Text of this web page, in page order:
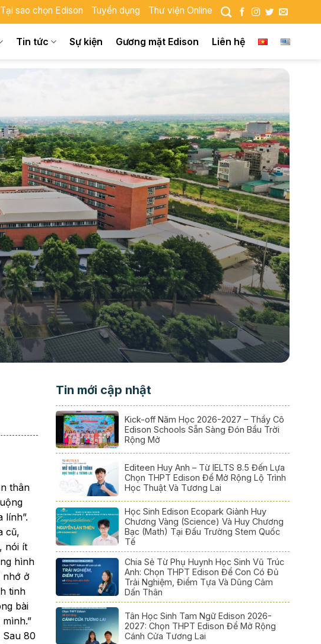
Tại sao chọn Edison Tuyển dụng Thư viện Online
Tin tức Sự kiện Gương mặt Edison Liên hệ
thân
lính”.
cũ,
nói ít
hình
nhớ ở
tinh
bài
80
Tin mới cập nhật
Kick-off Năm Học 2026-2027 – Thầy Cô
Edison Schools Sẵn Sàng Đón Bầu Trời
Rộng Mở
Editeen Huy Anh – Từ IELTS 8.5 Đến Lựa
Chọn THPT Edison Để Mở Rộng Lộ Trình
Học Thuật Và Tương Lai
Học Sinh Edison Ecopark Giành Huy
Chương Vàng (Science) Và Huy Chương
Bạc (Math) Tại Đấu Trường Stem Quốc
Tế
Chia Sẻ Từ Phụ Huynh Học Sinh Vũ Trúc
Anh: Chọn THPT Edison Để Con Có Đủ
Trải Nghiệm, Điểm Tựa Và Dũng Cảm
Dấn Thân
Tân Học Sinh Tam Ngữ Edison 2026-
2027: Chọn THPT Edison Để Mở Rộng
Cánh Cửa Tương Lai